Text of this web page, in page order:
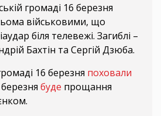
громаді 16 березня
військовими, що
біля телевежі. Загиблі –
Бахтін та Сергій Дзюба.
16 березня поховали
буде прощання